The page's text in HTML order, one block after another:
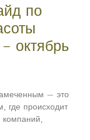
по
октябрь
— это
где происходит
компаний,